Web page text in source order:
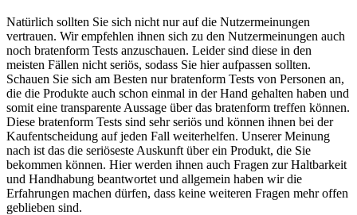
Natürlich sollten Sie sich nicht nur auf die Nutzermeinungen
vertrauen. Wir empfehlen ihnen sich zu den Nutzermeinungen auch
noch bratenform Tests anzuschauen. Leider sind diese in den
meisten Fällen nicht seriös, sodass Sie hier aufpassen sollten.
Schauen Sie sich am Besten nur bratenform Tests von Personen an,
die die Produkte auch schon einmal in der Hand gehalten haben und
somit eine transparente Aussage über das bratenform treffen können.
Diese bratenform Tests sind sehr seriös und können ihnen bei der
Kaufentscheidung auf jeden Fall weiterhelfen. Unserer Meinung
nach ist das die seriöseste Auskunft über ein Produkt, die Sie
bekommen können. Hier werden ihnen auch Fragen zur Haltbarkeit
und Handhabung beantwortet und allgemein haben wir die
Erfahrungen machen dürfen, dass keine weiteren Fragen mehr offen
geblieben sind.